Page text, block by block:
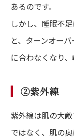
あるのです。
しかし、睡眠不
と、ターンオー
に合わなくなり
②紫外線
紫外線は肌の大
ではなく、肌の